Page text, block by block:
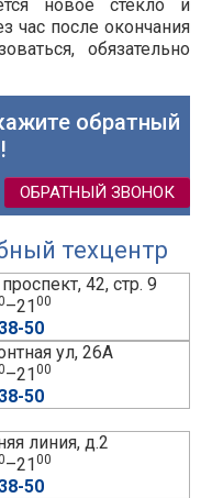
новое стекло и
час после окончания
обязательно
обратный
ОБРАТНЫЙ ЗВОНОК
техцентр
42, стр. 9
–2100
50
ул, 26А
–2100
50
линия, д.2
–2100
50